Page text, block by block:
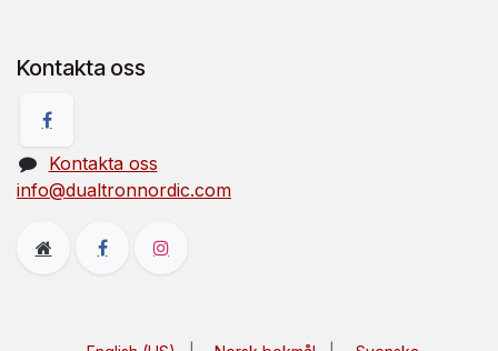
Kontakta oss
Kontakta oss
info@dualtronnordic.com